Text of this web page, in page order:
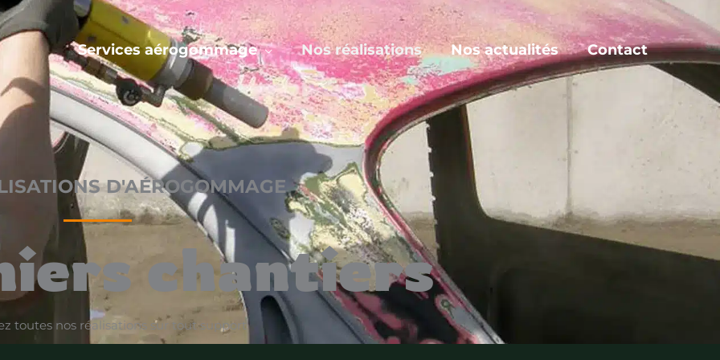
Services aérogommage Nos réalisations Nos actualités Contact
D'AÉROGOMMAGE
chantiers
toutes nos réalisations sur tout support